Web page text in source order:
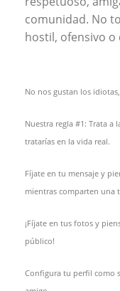
comunidad. No
hostil, ofensivo o
No nos gustan los
Nuestra regla #1: Trata a
tratarías en la vida real.
Fíjate en tu mensaje y
mientras comparten una
¡Fíjate en tus fotos y
público!
Configura tu perfil como